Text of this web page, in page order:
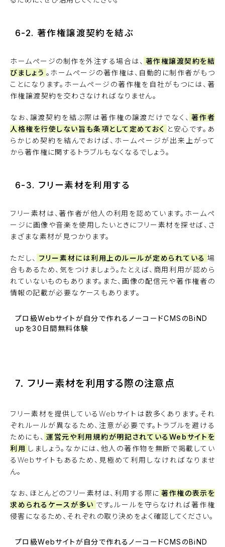
6-2. 著作権譲渡契約を結ぶ
ホームページの制作を外注する場合は、 著作権譲渡契約を結
びましょう 。ホームページの著作権は、自動的に制作者がもつ
ことになります。ホームページの著作権を自社がもつには、著
作権譲渡契約を交わさなければなりません。
なお、譲渡契約を結ぶ際は著作権の譲渡だけでなく、 著作者
人格権を行使しない旨も条項として定めておく と安心です。あ
らかじめ契約を結んでおけば、ホームページが出来上がって
から著作権に関するトラブルもなくなるでしょう。
6-3. フリー素材を利用する
フリー素材は、著作者が他人の利用を認めています。ホームペ
ージに画像や音楽を使用したいときにフリー素材を探せば、さ
まざまな素材が見つかります。
ただし、 フリー素材には利用上のルールが定められている 場
合もあるため、気をつけましょう。たとえば、商用利用が認めら
れていないものもあります。また、画像の配信元や著作権者の
情報の記載が必要なケースもあります。
プロ級Webサイトが自分で作れるノーコードCMSのBiND
upを30日間無料体験
7. フリー素材を利用する際の注意点
フリー素材を提供しているWebサイトは数多くあります。それ
ぞれルールが異なるため、注意が必要です。トラブルを避ける
ためにも、 運営元や利用規約が明記されているWebサイトを
利用 しましょう。なかには、他人の著作物を無断で掲載してい
るWebサイトもあるため、見極めて利用しなければなりませ
ん。
なお、ほとんどのフリー素材は、利用する際に 著作権の表示を
求められるケースが多い です。ルールを守らなければ著作権
侵害になるため、それぞれの取り決めをよく確認してください。
プロ級Webサイトが自分で作れるノーコードCMSのBiND